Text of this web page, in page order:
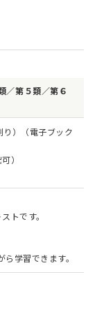
／第５類／第６
）（電子ブック
）
トです。
学習できます。